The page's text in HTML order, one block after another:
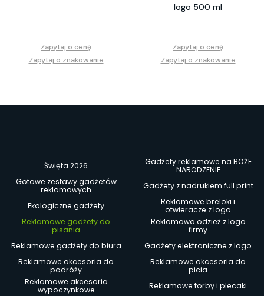
Zapytaj o cenę
Zapytaj o znakowanie
logo 500 ml
Zapytaj o cenę
Zapytaj o znakowanie
Święta 2026
Gadżety reklamowe na BOŻE
NARODZENIE
Gotowe zestawy gadżetów
reklamowych
Gadżety z nadrukiem full print
Ekologiczne gadżety
Reklamowe breloki i
otwieracze z logo
Reklamowe gadżety do
pisania
Reklamowa odzież z logo
firmy
Reklamowe gadżety do biura
Gadżety elektroniczne z logo
Reklamowe akcesoria do
podróży
Reklamowe akcesoria do
picia
Reklamowe akcesoria
wypoczynkowe
Reklamowe torby i plecaki